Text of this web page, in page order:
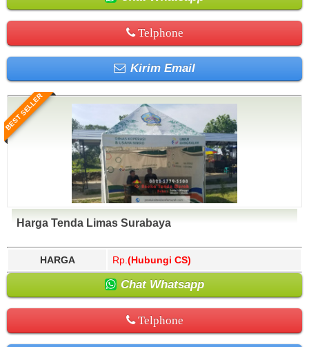
Telphone
Kirim Email
BEST SELLER
Harga Tenda Limas Surabaya
HARGA Rp. (Hubungi CS)
Chat Whatsapp
Telphone